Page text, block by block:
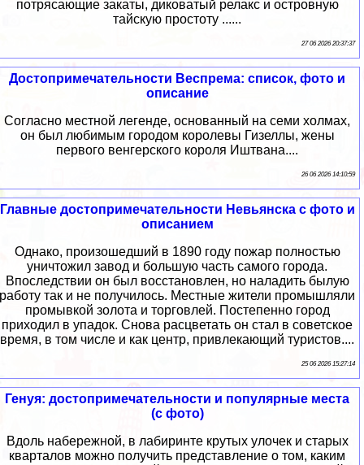
потрясающие закаты, диковатый релакс и островную
тайскую простоту ......
27 06 2026 20:37:37
Достопримечательности Веспрема: список, фото и
описание
Согласно местной легенде, основанный на семи холмах,
он был любимым городом королевы Гизеллы, жены
первого венгерского короля Иштвана....
26 06 2026 14:10:59
Главные достопримечательности Невьянска с фото и
описанием
Однако, произошедший в 1890 году пожар полностью
уничтожил завод и большую часть самого города.
Впоследствии он был восстановлен, но наладить былую
работу так и не получилось. Местные жители промышляли
промывкой золота и торговлей. Постепенно город
приходил в упадок. Снова расцветать он стал в советское
время, в том числе и как центр, привлекающий туристов....
25 06 2026 15:27:14
Генуя: достопримечательности и популярные места
(с фото)
Вдоль набережной, в лабиринте крутых улочек и старых
кварталов можно получить представление о том, каким